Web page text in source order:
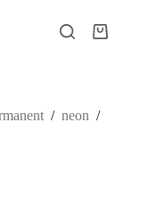
Panier
/ neon /